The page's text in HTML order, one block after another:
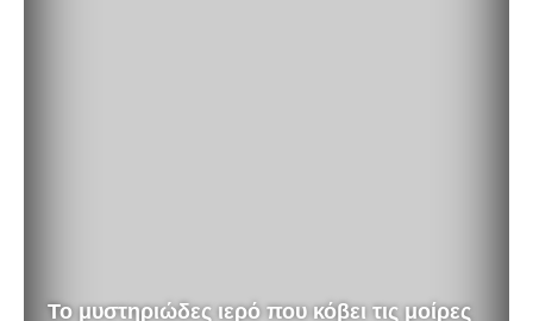
Το μυστηριώδες ιερό που κόβει τις μοίρες